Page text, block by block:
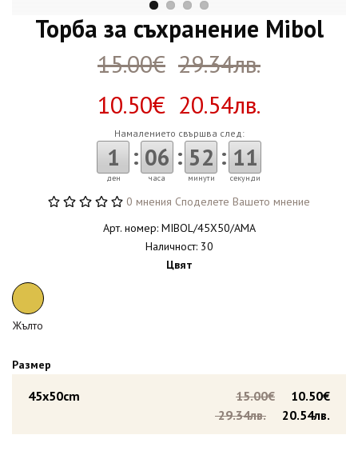
Торба за съхранение Mibol
15.00€ 29.34лв.
10.50€ 20.54лв.
Намалението свършва след:
1
ден
: 06
часа
: 52
минути
: 11
секунди
0 мнения Споделете Вашето мнение
Арт. номер: MIBOL/45X50/AMA
Наличност: 30
Цвят
Жълто
Размер
45x50cm 10.50€
15.00€
20.54лв.
29.34лв.